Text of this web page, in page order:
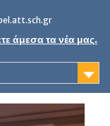
άμεσα τα νέα μας.